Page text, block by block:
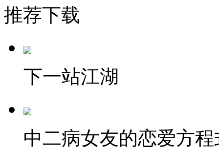
推荐下载
下一站江湖
中二病女友的恋爱方